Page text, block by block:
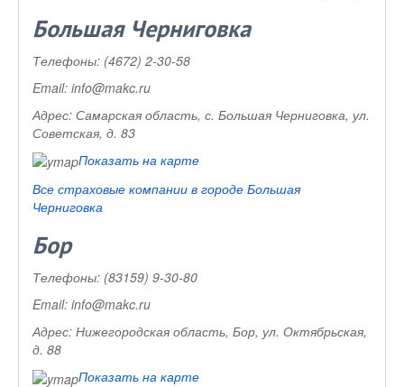
Большая Черниговка
Телефоны: (4672) 2-30-58
Email: info@makc.ru
Адрес: Самарская область, с. Большая Черниговка, ул.
Советская, д. 83
Показать на карте
Все страховые компании в городе Большая
Черниговка
Бор
Телефоны: (83159) 9-30-80
Email: info@makc.ru
Адрес: Нижегородская область, Бор, ул. Октябрьская,
д. 88
Показать на карте